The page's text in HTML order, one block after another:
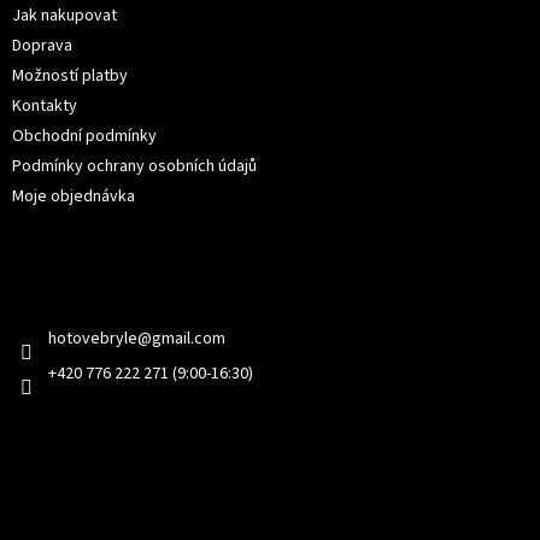
Jak nakupovat
Doprava
Možností platby
Kontakty
Obchodní podmínky
Podmínky ochrany osobních údajů
Moje objednávka
hotovebryle@gmail.com
+420 776 222 271 (9:00-16:30)